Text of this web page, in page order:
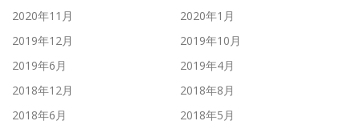
2020年11月
2020年1月
2019年12月
2019年10月
2019年6月
2019年4月
2018年12月
2018年8月
2018年6月
2018年5月